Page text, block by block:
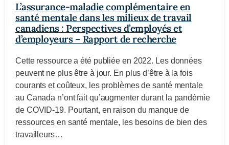
L’assurance-maladie complémentaire en
santé mentale dans les milieux de travail
canadiens : Perspectives d’employés et
d’employeurs – Rapport de recherche
Cette ressource a été publiée en 2022. Les données
peuvent ne plus être à jour. En plus d’être à la fois
courants et coûteux, les problèmes de santé mentale
au Canada n’ont fait qu’augmenter durant la pandémie
de COVID-19. Pourtant, en raison du manque de
ressources en santé mentale, les besoins de bien des
travailleurs…